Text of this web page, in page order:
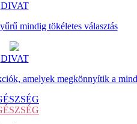
DIVAT
mindig tökéletes választás
DIVAT
amelyek megkönnyítik a